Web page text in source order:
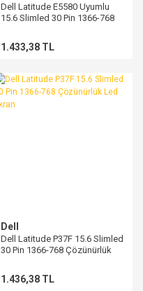
Dell Latitude E5580 Uyumlu
15.6 Slimled 30 Pin 1366-768
1.433,38 TL
Dell
Dell Latitude P37F 15.6 Slimled
30 Pin 1366-768 Çözünürlük
1.436,38 TL